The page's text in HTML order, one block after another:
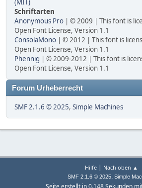
(MIT)
Schriftarten
Anonymous Pro | © 2009 | This font is
Open Font License, Version 1.1
ConsolaMono | © 2012 | This font is
Open Font License, Version 1.1
Phennig | © 2009-2012 | This font is
Open Font License, Version 1.1
Forum Urheberrecht
SMF 2.1.6 © 2025, Simple Machines
Hilfe| Nach oben ▲
SMF 2.1.6 © 2025, Simple